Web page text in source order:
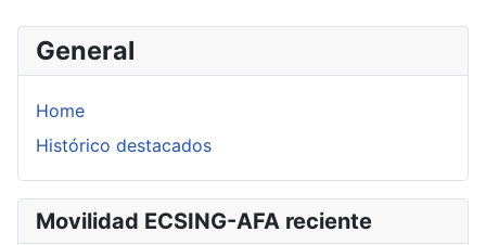
General
Home
Histórico destacados
Movilidad ECSING-AFA reciente